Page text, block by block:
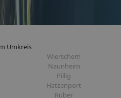
Umkreis
Wierschem
Naunheim
Pillig
Hatzenport
Rüber